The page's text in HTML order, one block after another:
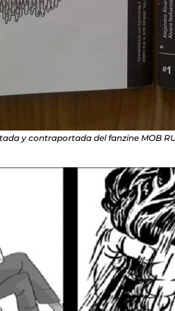
y contraportada del fanzine MOB